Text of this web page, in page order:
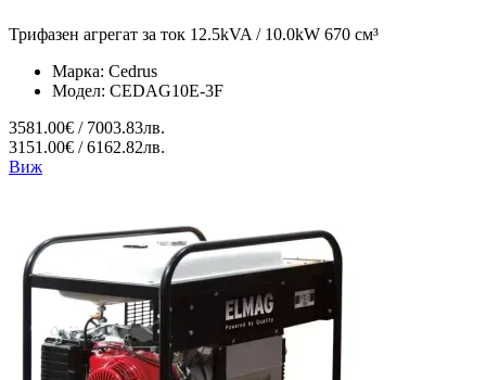
Трифазен агрегат за ток 12.5kVA / 10.0kW 670 см³
Марка: Cedrus
Модел: CEDAG10E-3F
3581.00€ / 7003.83лв.
3151.00€ / 6162.82лв.
Виж